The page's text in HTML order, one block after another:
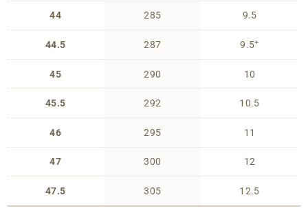
44
44.5
45
45.5
46
47
47.5
285
287
290
292
295
300
305
9.5
9.5+
10
10.5
11
12
12.5